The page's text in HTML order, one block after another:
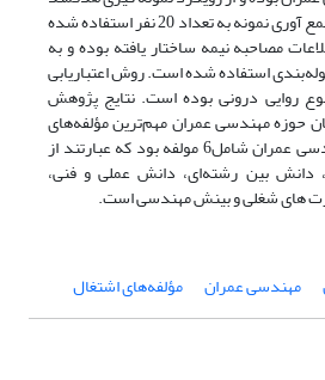
با روش گلوله برفی برای جمع آوری نمونه به تعداد 20 نفر استفاده شده
مصاحبه نیمه ساختار یافته بوده و به
استفاده شده است. روش اعتباریابی
روایی درونی بوده است. نتایج پژوهش
حوزه مهندسی عمران مهم‌ترین مؤلفه‌های
اشتغال‌پذیری رشته مهندسی عمران شامل6 مولفه بود که عبارتند از
بین رشته‌ای، دانش عملی و فنی،
های شغلی و بینش مهندسی است.
مهندسی عمران مؤلفه‌های اشتغال